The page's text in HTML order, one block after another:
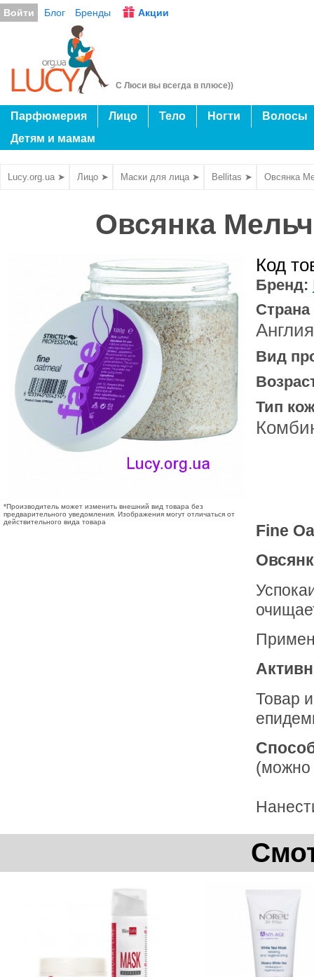
Войти Блог Бренды Акции
С Люси вы всегда в плюсе))
Парфюмерия Лицо Тело Ногти
Волосы
Детям и мамам
Lucy.org.ua ➤ Лицо ➤ Маски для лица ➤ Bellitas ➤ Овсянка
Овсянка
*Производитель может изменить внешний вид товара без
предварительного уведомления. Изображения могут отличаться от
действительного вида товара
Код
Бренд:
Англия
Вид
Тип
Fine
Товар
(можно